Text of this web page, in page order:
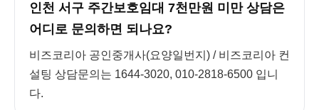
인천 서구 주간보호임대 7천만원 미만 상담은
어디로 문의하면 되나요?
비즈코리아 공인중개사(요양일번지) / 비즈코리아 컨
설팅 상담문의는 1644-3020, 010-2818-6500 입니
다.